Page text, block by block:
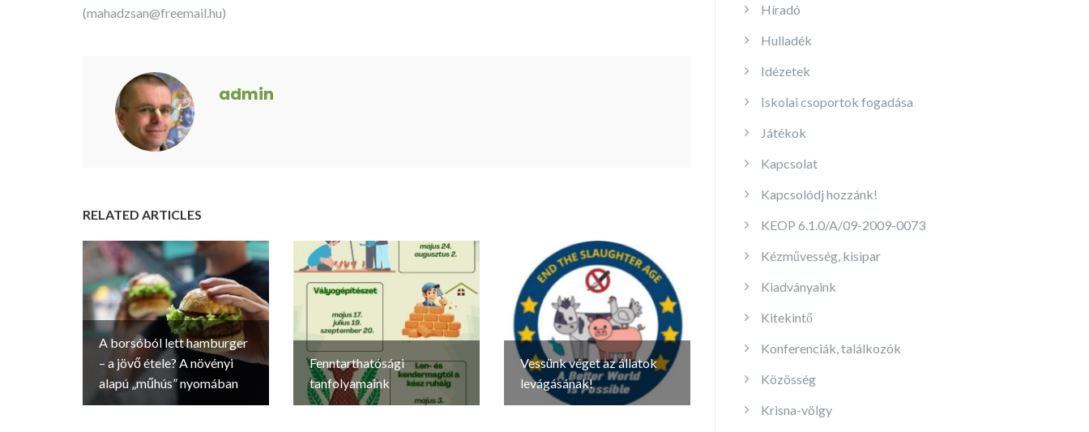
(mahadzsan@freemail.hu)
admin
RELATED ARTICLES
A borsóból lett hamburger
– a jövő étele? A növényi
alapú „műhús” nyomában
Fenntarthatósági
tanfolyamaink
Vessünk véget az állatok
levágásának!
Híradó
Hulladék
Idézetek
Iskolai csoportok fogadása
Játékok
Kapcsolat
Kapcsolódj hozzánk!
KEOP 6.1.0/A/09-2009-0073
Kézművesség, kisipar
Kiadványaink
Kitekintő
Konferenciák, találkozók
Közösség
Krisna-völgy